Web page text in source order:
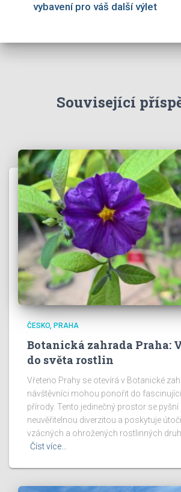
vybavení pro váš další výlet
Související
ČESKO PRAHA
Botanická zahrada Praha:
do světa rostlin
Vřeteno Prahy se otevírá v Botanické
návštěvníci mohou ponořit do
přírody. Tento jedinečný prostor se pyšní
neuvěřitelnou diverzitou a poskytuje
vzácných a ohrožených rostlinných
Číst více…